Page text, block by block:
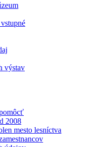
výstav
2008
mesto lesníctva